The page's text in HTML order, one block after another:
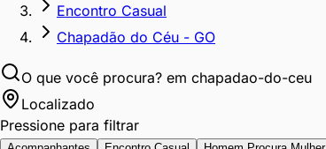
Encontro Casual
Chapadão do Céu - GO
O que você procura? em chapadao-do-ceu
Localizado
Pressione para filtrar